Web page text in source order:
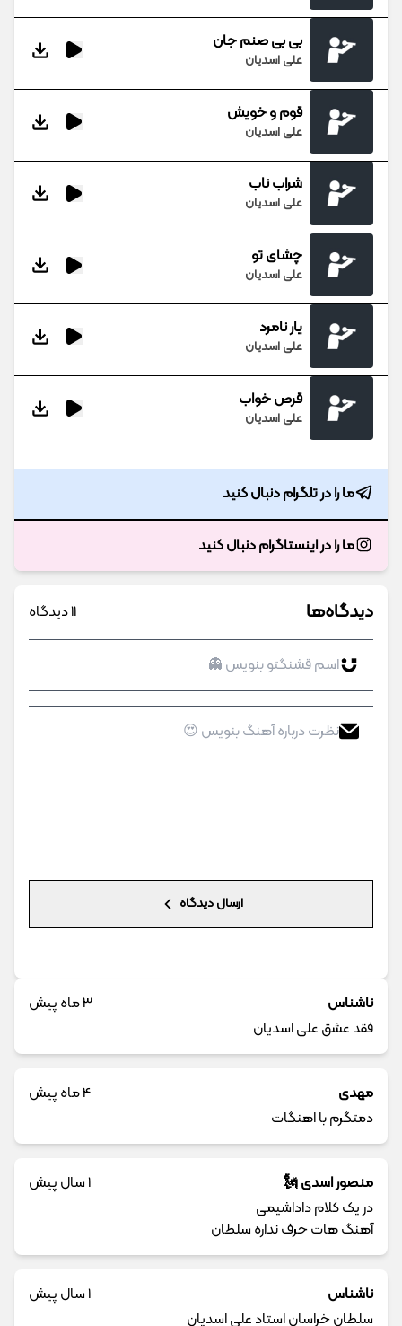
بی بی صنم جان
علی اسدیان
قوم و خویش
علی اسدیان
شراب ناب
علی اسدیان
چشای تو
علی اسدیان
یار نامرد
علی اسدیان
قرص خواب
علی اسدیان
ما را در تلگرام دنبال کنید
ما را در اینستاگرام دنبال کنید
دیدگاه‌ها 11 دیدگاه
ارسال دیدگاه
ناشناس
3 ماه پیش
فقد عشق علی اسدیان
مهدی
4 ماه پیش
دمتگرم با اهنگات
منصور اسدی 🗽
1 سال پیش
در یک کلام داداشیمی
آهنگ هات حرف نداره سلطان
ناشناس
1 سال پیش
سلطان خراسان استاد علی اسدیان